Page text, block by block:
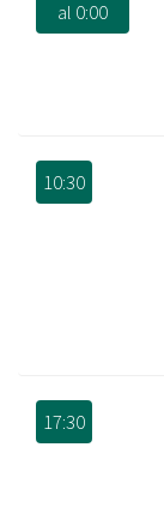
al 0:00
10:30
17:30